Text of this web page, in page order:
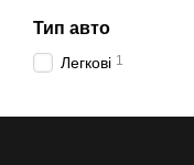
Тип авто
Легкові 1